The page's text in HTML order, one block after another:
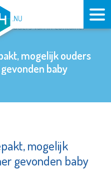
mogelijk ouders
baby
mogelijk
gevonden baby